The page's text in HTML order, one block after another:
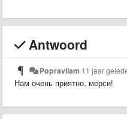
Antwoord
Popravilam 11 jaar
Нам очень приятно, мерси!